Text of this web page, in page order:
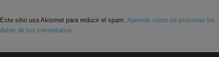
Este sitio usa Akismet para reducir el spam. Aprende cómo se procesan los
datos de tus comentarios.